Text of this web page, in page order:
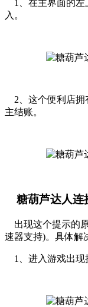
1、在主界面的左
入。
2、这个便利店拥
主结账。
糖葫芦达人连
出现这个提示的
速器支持)。具体解
1、进入游戏出现